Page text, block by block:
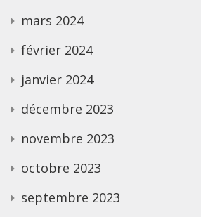
mars 2024
février 2024
janvier 2024
décembre 2023
novembre 2023
octobre 2023
septembre 2023